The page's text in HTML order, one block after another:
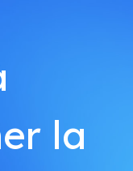
la